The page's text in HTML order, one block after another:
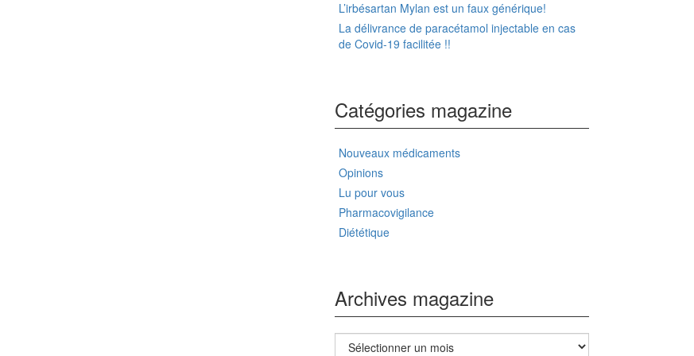
L’irbésartan Mylan est un faux générique!
La délivrance de paracétamol injectable en cas
de Covid-19 facilitée !!
Catégories magazine
Nouveaux médicaments
Opinions
Lu pour vous
Pharmacovigilance
Diététique
Archives magazine
Archives